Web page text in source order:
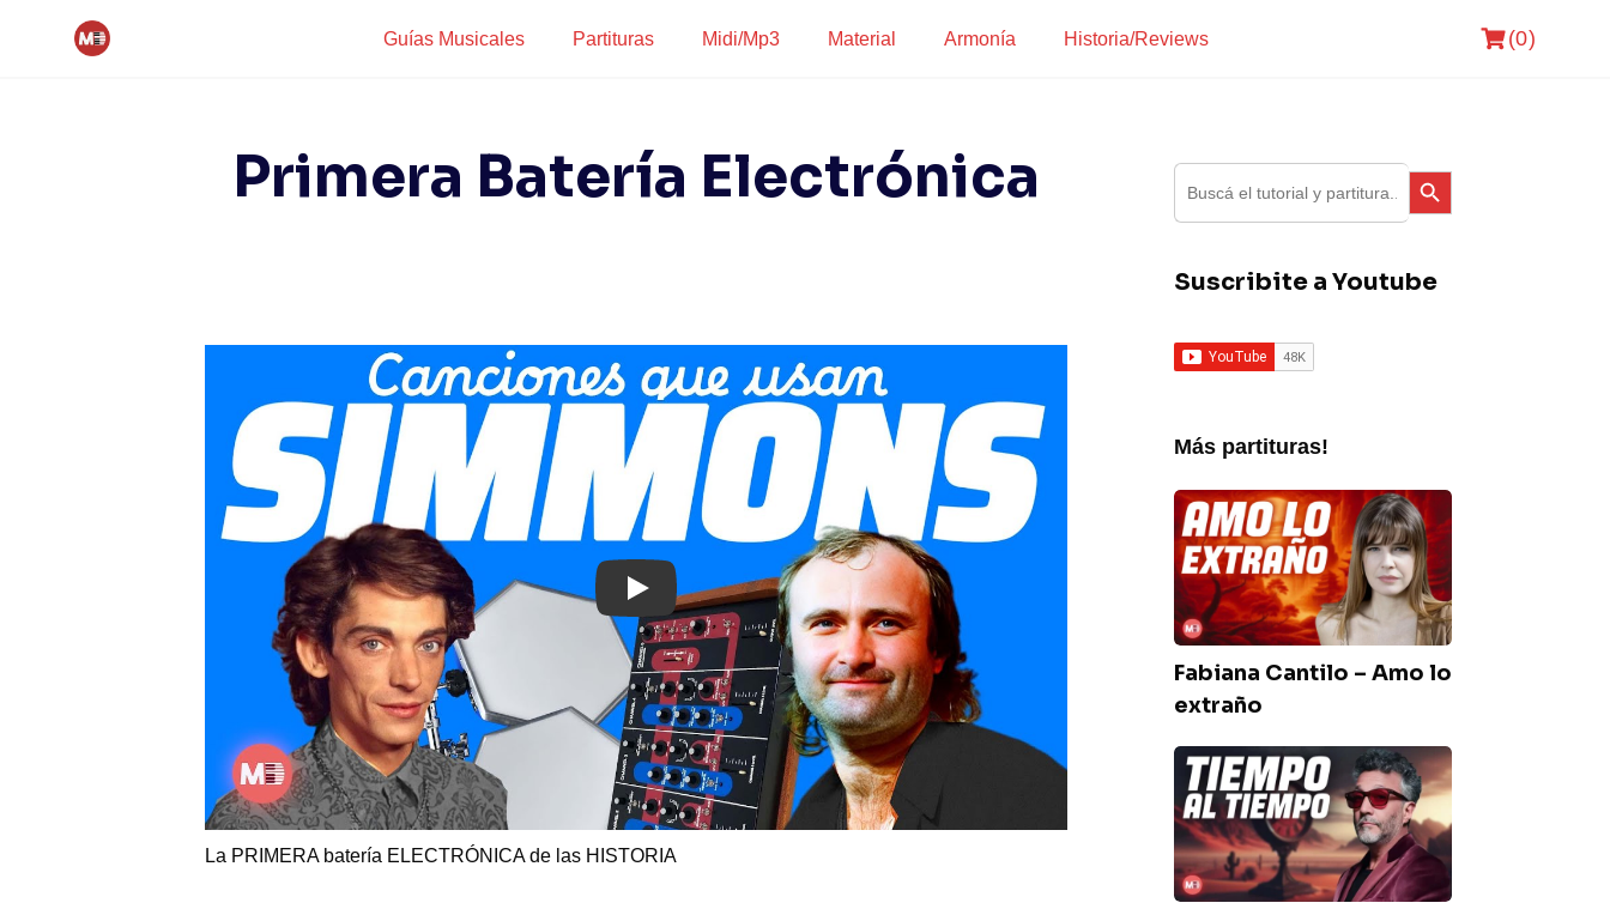
Guías Musicales Partituras Midi/Mp3 Material Armonía Historia/Reviews (0)
Primera Batería Electrónica
Play
La PRIMERA batería ELECTRÓNICA de las HISTORIA
Search
for:
Search Button
Suscribite a Youtube
Más partituras!
Fabiana
Cantilo
–
Amo
lo
extraño
Fabiana Cantilo – Amo lo
extraño
Fito
Paez
–
Tiempo
al
tiempo